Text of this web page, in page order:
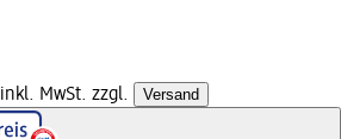
inkl. MwSt. zzgl. Versand